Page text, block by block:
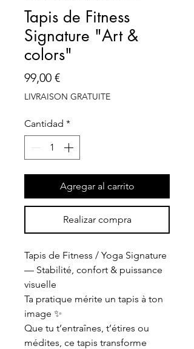
Tapis de Fitness
Signature "Art &
colors"
99,00 €Precio
LIVRAISON GRATUITE
Cantidad *
Agregar al carrito
Realizar compra
Tapis de Fitness / Yoga Signature
— Stabilité, confort & puissance
visuelle
Ta pratique mérite un tapis à ton
image ✨
Que tu t’entraînes, t’étires ou
médites, ce tapis transforme